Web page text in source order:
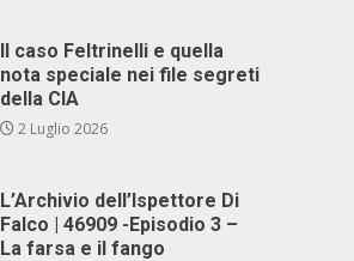
Il caso Feltrinelli e quella
nota speciale nei file segreti
della CIA
2 Luglio 2026
L’Archivio dell’Ispettore Di
Falco | 46909 -Episodio 3 –
La farsa e il fango